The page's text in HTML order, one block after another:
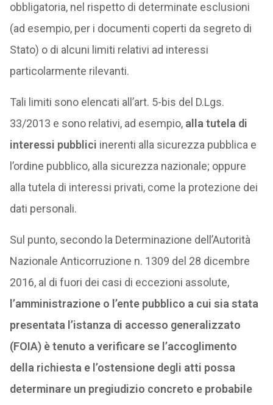
obbligatoria, nel rispetto di determinate esclusioni
(ad esempio, per i documenti coperti da segreto di
Stato) o di alcuni limiti relativi ad interessi
particolarmente rilevanti.
Tali limiti sono elencati all’art. 5-bis del D.Lgs.
33/2013 e sono relativi, ad esempio, alla tutela di
interessi pubblici inerenti alla sicurezza pubblica e
l’ordine pubblico, alla sicurezza nazionale; oppure
alla tutela di interessi privati, come la protezione dei
dati personali.
Sul punto, secondo la Determinazione dell’Autorità
Nazionale Anticorruzione n. 1309 del 28 dicembre
2016, al di fuori dei casi di eccezioni assolute,
l’amministrazione o l’ente pubblico a cui sia stata
presentata l’istanza di accesso generalizzato
(FOIA) è tenuto a verificare se l’accoglimento
della richiesta e l’ostensione degli atti possa
determinare un pregiudizio concreto e probabile